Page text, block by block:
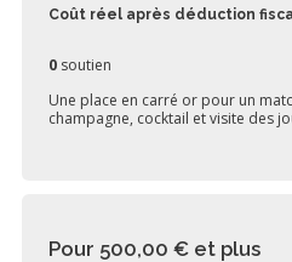
Coût réel après déduction
0 soutien
Une place en carré or pour un
champagne, cocktail et visite des
Pour 500,00 € et plus